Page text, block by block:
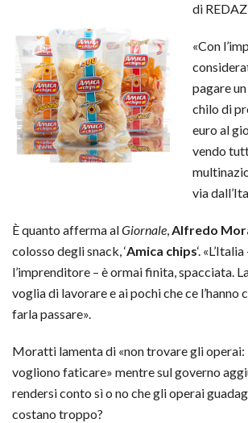
di
«Con
pagare
chilo di
euro al
vendo
via
È quanto afferma alGiornale,Alfredo
colosso degli snack, ‘Amica chips‘.
l’imprenditore – è ormai finita, spacciata.
voglia di lavorare e ai pochi che ce l’hanno
farla passare».
Moratti lamenta di «non trovare gli operai:
vogliono faticare» mentre sul governo
rendersi conto sì o no che gli operai
costano troppo?